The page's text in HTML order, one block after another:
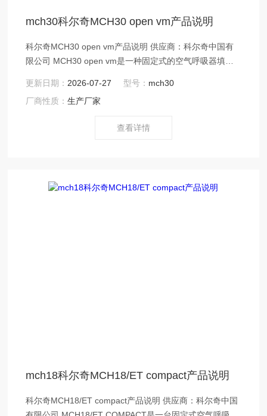
mch30科尔奇MCH30 open vm产品说明
科尔奇MCH30 open vm产品说明 供应商：科尔奇中国有
限公司 MCH30 open vm是一种固定式的空气呼吸器填充
作.MCH30 open vm具有极快的充气速度,适用于消防支队,
化工厂等空气呼吸器配备较多的单位建设空气呼吸器充气
更新日期： 2026-07-27 型号： mch30
厂商性质：生产厂家
查看详情
mch18科尔奇MCH18/ET compact产品说明
科尔奇MCH18/ET compact产品说明 供应商：科尔奇中国